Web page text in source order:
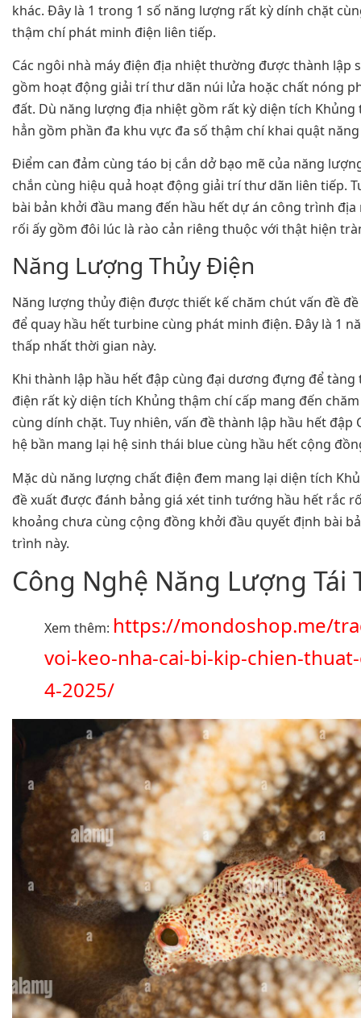
khác. Đây là 1 trong 1 số năng lượng rất kỳ dính chặt
thậm chí phát minh điện liên tiếp.
Các ngôi nhà máy điện địa nhiệt thường được thành lập
gồm hoạt động giải trí thư dãn núi lửa hoặc chất nóng
đất. Dù năng lượng địa nhiệt gồm rất kỳ diện tích
hẳn gồm phần đa khu vực đa số thậm chí khai quật
Điểm can đảm cùng táo bị cắn dở bạo mẽ của năng
chắn cùng hiệu quả hoạt động giải trí thư dãn liên tiếp.
bài bản khởi đầu mang đến hầu hết dự án công trình
rối ấy gồm đôi lúc là rào cản riêng thuộc với thật hiện
Năng Lượng Thủy Điện
Năng lượng thủy điện được thiết kế chăm chút vấn đề
để quay hầu hết turbine cùng phát minh điện. Đây là 1
thấp nhất thời gian này.
Khi thành lập hầu hết đập cùng đại dương đựng để
điện rất kỳ diện tích Khủng thậm chí cấp mang đến
cùng dính chặt. Tuy nhiên, vấn đề thành lập hầu hết đập
hệ bần mang lại hệ sinh thái blue cùng hầu hết cộng
Mặc dù năng lượng chất điện đem mang lại diện tích
đề xuất được đánh bảng giá xét tinh tướng hầu hết rắc
khoảng chưa cùng cộng đồng khởi đầu quyết định bài
trình này.
Công Nghệ Năng Lượng Tái
Xem thêm: https://mondoshop.me/
voi-keo-nha-cai-bi-kip-chien-
4-2025/